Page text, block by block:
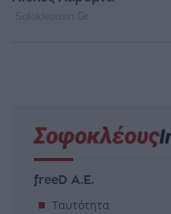
freeD Α.Ε.
Ταυτότητα